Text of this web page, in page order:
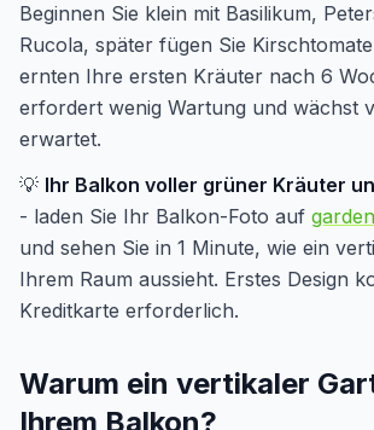
Beginnen Sie klein mit Basilikum,
Rucola, später fügen Sie
ernten Ihre ersten Kräuter nach 6
erfordert wenig Wartung und wächst
erwartet.
💡 Ihr Balkon voller grüner Kräuter
- laden Sie Ihr Balkon-Foto auf
und sehen Sie in 1 Minute, wie ein
Ihrem Raum aussieht. Erstes Design
Kreditkarte erforderlich.
Warum ein vertikaler
Ihrem Balkon?